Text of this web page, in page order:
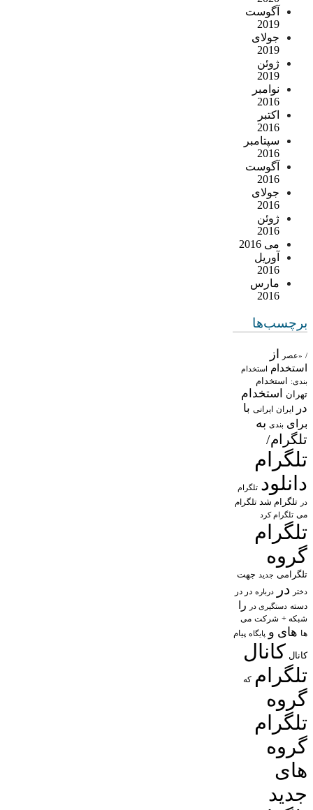
آگوست
2019
جولای
2019
ژوئن
2019
نوامبر
2016
اکتبر
2016
سپتامبر
2016
آگوست
2016
جولای
2016
ژوئن
2016
می 2016
آوریل
2016
مارس
2016
برچسب‌ها
/ «عصر از
استخدام استخدام
بندی: استخدام
تهران
استخدام
در
ایران ایرانی با
برای بندی به
تلگرام/
تلگرام
دانلود تلگرام
در تلگرام شد تلگرام
می تلگرام کرد
تلگرام
گروه
تلگرامی جدید جهت
دختر در درباره در در
دسته دستگیری در را
شبکه + شرکت می
ها های و پایگاه پیام
کانال کانال
تلگرام که
گروه
تلگرام
گروه
های
جدید